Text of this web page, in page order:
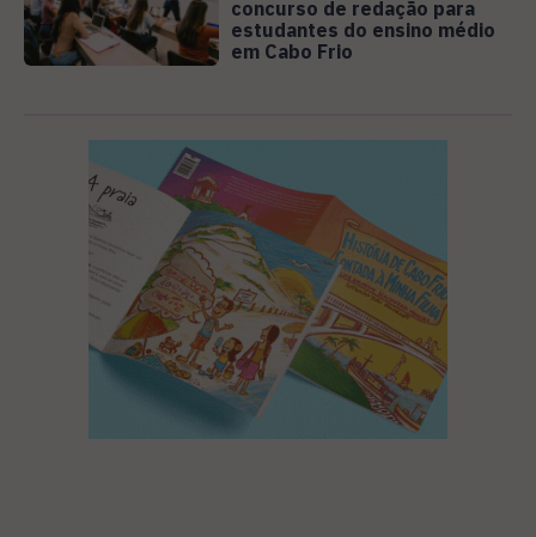
concurso de redação para
estudantes do ensino médio
em Cabo Frio